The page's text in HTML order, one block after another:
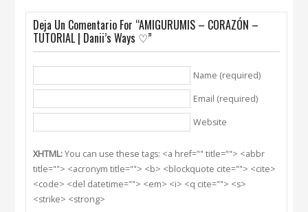
Deja Un Comentario For “AMIGURUMIS – CORAZÓN –
TUTORIAL | Danii’s Ways ♡”
Name (required)
Email (required)
Website
XHTML:You can use these tags: <a href="" title=""> <abbr
title=""> <acronym title=""> <b> <blockquote cite=""> <cite>
<code> <del datetime=""> <em> <i> <q cite=""> <s>
<strike> <strong>